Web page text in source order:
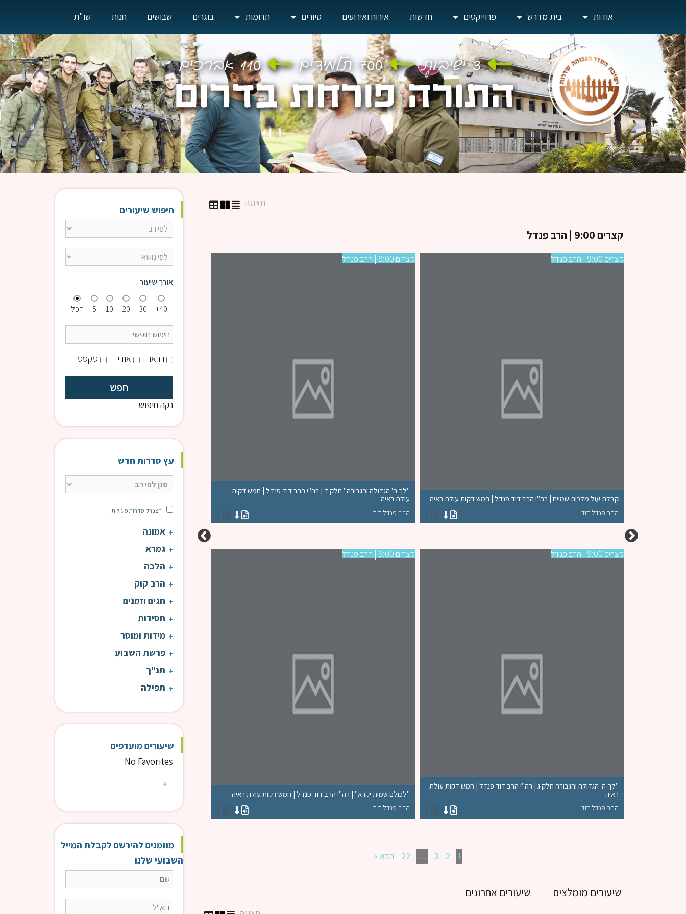
אודות בית מדרש פרוייקטים חדשות אירוח ואירועים סיורים תרומות בוגרים שבושים חנות שו"ת
תצוגה
קצרים 9:00 | הרב פנדל
קצרים 9:00 | הרב פנדל
קבלת עול מלכות שמיים | רה"י הרב דוד פנדל | חמש דקות עולת ראיה
הרב פנדל דוד
קצרים 9:00 | הרב פנדל
"לך ה' הגדולה והגבורה" חלק ד | רה"י הרב דוד פנדל | חמש דקות
עולת ראיה
הרב פנדל דוד
קצרים 9:00 | הרב פנדל
"לך ה' הגדולה והגבורה חלק ג | רה"י הרב דוד פנדל | חמש דקות עולת
ראיה
הרב פנדל דוד
קצרים 9:00 | הרב פנדל
"לכולם שמות יקרא" | רה"י הרב דוד פנדל | חמש דקות עולת ראיה
הרב פנדל דוד
"לך ה' הגדולה והגבורה" חלק ב | רה"י הרב דוד פנדל | חמש דקות
הרב פנדל דוד
"בואו שעריו בתודה חצרותיו בתהילה" | רה"י הרב דוד פנדל | חמש דקות
הרב פנדל דוד
1
2
3
…
22 הבא »
שיעורים מומלצים שיעורים אחרונים
חיפוש שיעורים
אורך שיעור
הכל 5 10 20 30 40+
וידאו אודיו טקסט
נקה חיפוש
עץ סדרות חדש
הצג רק סדרות פעילות
אמונה
גמרא
הלכה
הרב קוק
חגים וזמנים
חסידות
מידות ומוסר
פרשת השבוע
תנ"ך
תפילה
שיעורים מועדפים
No Favorites
מוזמנים להירשם לקבלת המייל
השבועי שלנו